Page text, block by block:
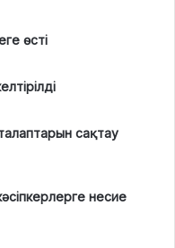
өсті
сақтау
несие